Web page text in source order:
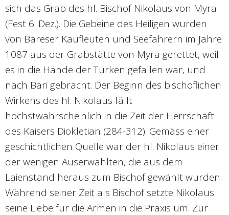
sich das Grab des hl. Bischof Nikolaus von Myra
(Fest 6. Dez.). Die Gebeine des Heiligen wurden
von Bareser Kaufleuten und Seefahrern im Jahre
1087 aus der Grabstätte von Myra gerettet, weil
es in die Hände der Türken gefallen war, und
nach Bari gebracht. Der Beginn des bischöflichen
Wirkens des hl. Nikolaus fällt
höchstwahrscheinlich in die Zeit der Herrschaft
des Kaisers Diokletian (284-312). Gemäss einer
geschichtlichen Quelle war der hl. Nikolaus einer
der wenigen Auserwählten, die aus dem
Laienstand heraus zum Bischof gewählt wurden.
Während seiner Zeit als Bischof setzte Nikolaus
seine Liebe für die Armen in die Praxis um. Zur